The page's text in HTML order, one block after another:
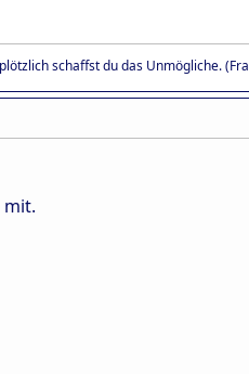
schaffst du das Unmögliche.
mit.